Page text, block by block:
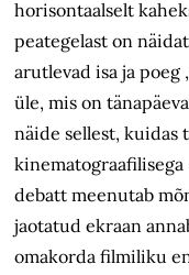
horisontaalselt
peategelast on
arutlevad isa ja poeg
üle, mis on
näide sellest, kuidas
kinematograafilisega
debatt meenutab
jaotatud ekraan
omakorda filmiliku